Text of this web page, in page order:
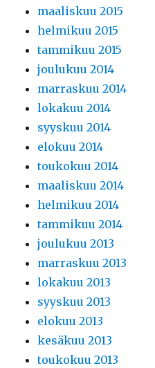
maaliskuu 2015
helmikuu 2015
tammikuu 2015
joulukuu 2014
marraskuu 2014
lokakuu 2014
syyskuu 2014
elokuu 2014
toukokuu 2014
maaliskuu 2014
helmikuu 2014
tammikuu 2014
joulukuu 2013
marraskuu 2013
lokakuu 2013
syyskuu 2013
elokuu 2013
kesäkuu 2013
toukokuu 2013